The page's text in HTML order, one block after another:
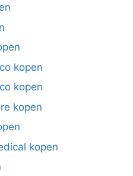
kopen
kopen
kopen
kopen